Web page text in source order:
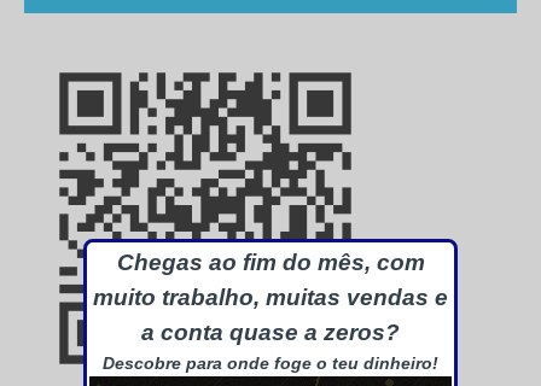
Chegas ao fim do mês, com
muito trabalho, muitas vendas e
a conta quase a zeros?
Descobre para onde foge o teu dinheiro!